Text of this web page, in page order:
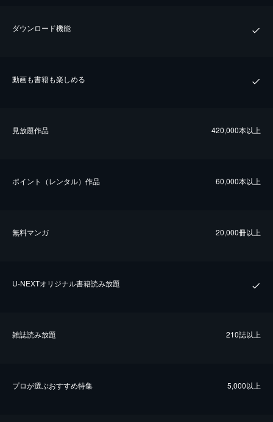
ダウンロード機能
動画も書籍も楽しめる
⾒放題作品 420,000本以上
ポイント（レンタル）作品 60,000本以上
無料マンガ 20,000冊以上
U-NEXTオリジナル書籍読み放題
雑誌読み放題 210誌以上
プロが選ぶおすすめ特集 5,000以上